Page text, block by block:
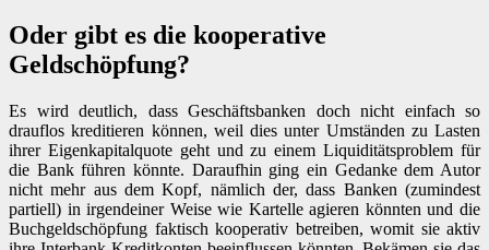
Oder gibt es die kooperative
Geldschöpfung?
Es wird deutlich, dass Geschäftsbanken doch nicht einfach so
drauflos kreditieren können, weil dies unter Umständen zu Lasten
ihrer Eigenkapitalquote geht und zu einem Liquiditätsproblem für
die Bank führen könnte. Daraufhin ging ein Gedanke dem Autor
nicht mehr aus dem Kopf, nämlich der, dass Banken (zumindest
partiell) in irgendeiner Weise wie Kartelle agieren könnten und die
Buchgeldschöpfung faktisch kooperativ betreiben, womit sie aktiv